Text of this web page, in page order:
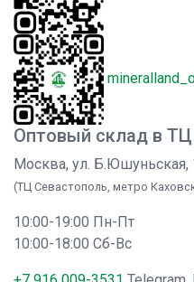
Оптовый склад в
Москва, ул. Б.Юшуньская,
(ТЦ Севастополь, метро
10:00-19:00 Пн-Пт
10:00-18:00 Сб-Вс